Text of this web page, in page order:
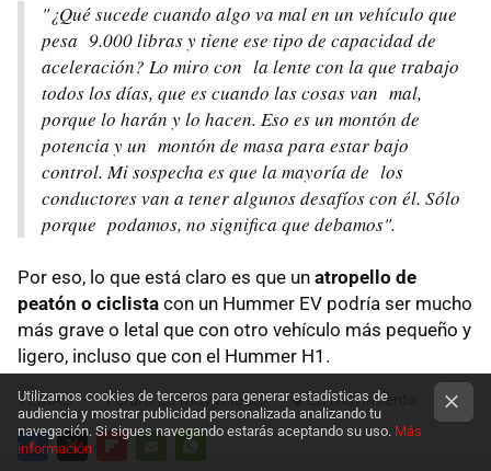
"¿Qué sucede cuando algo va mal en un vehículo que
pesa 9.000 libras y tiene ese tipo de capacidad de
aceleración? Lo miro con la lente con la que trabajo
todos los días, que es cuando las cosas van mal,
porque lo harán y lo hacen. Eso es un montón de
potencia y un montón de masa para estar bajo
control. Mi sospecha es que la mayoría de los
conductores van a tener algunos desafíos con él. Sólo
porque podamos, no significa que debamos".
Por eso, lo que está claro es que un atropello de
peatón o ciclista con un Hummer EV podría ser mucho
más grave o letal que con otro vehículo más pequeño y
ligero, incluso que con el Hummer H1.
TEMAS Futuro en movimiento En movimiento
Utilizamos cookies de terceros para generar estadísticas de
audiencia y mostrar publicidad personalizada analizando tu
navegación. Si sigues navegando estarás aceptando su uso. Más
información